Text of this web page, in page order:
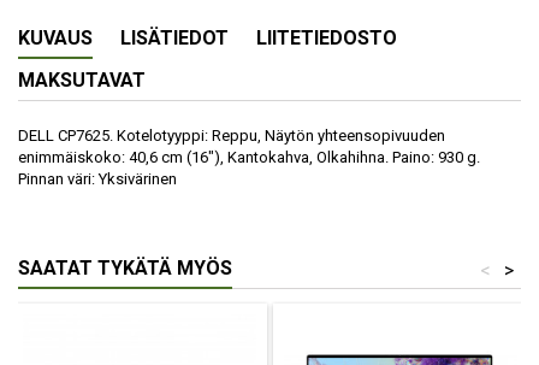
KUVAUS LISÄTIEDOT
LIITETIEDOSTO
MAKSUTAVAT
DELL CP7625. Kotelotyyppi: Reppu, Näytön yhteensopivuuden
enimmäiskoko: 40,6 cm (16"), Kantokahva, Olkahihna. Paino: 930 g.
Pinnan väri: Yksivärinen
SAATAT TYKÄTÄ MYÖS >
<